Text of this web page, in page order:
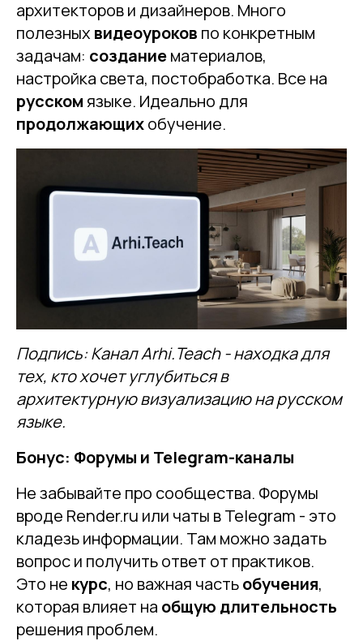
архитекторов и дизайнеров. Много
полезных видеоуроков по конкретным
задачам: созданиематериалов,
настройка света, постобработка. Все на
русском языке. Идеально для
продолжающихобучение.
Подпись: Канал Arhi.Teach - находка для
тех, кто хочет углубиться в
архитектурную визуализацию на русском
языке.
Бонус: Форумы и Telegram-каналы
Не забывайте про сообщества. Форумы
вроде Render.ru или чаты в Telegram - это
кладезь информации. Там можно задать
вопрос и получить ответ от практиков.
Это не курс, но важная частьобучения,
которая влияет на общую длительность
решения проблем.